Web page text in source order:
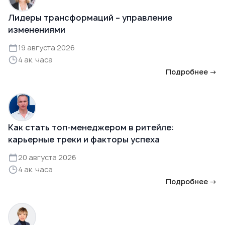
Лидеры трансформаций – управление
изменениями
19 августа 2026
4 ак. часа
Подробнее →
Как стать топ-менеджером в ритейле:
карьерные треки и факторы успеха
20 августа 2026
4 ак. часа
Подробнее →